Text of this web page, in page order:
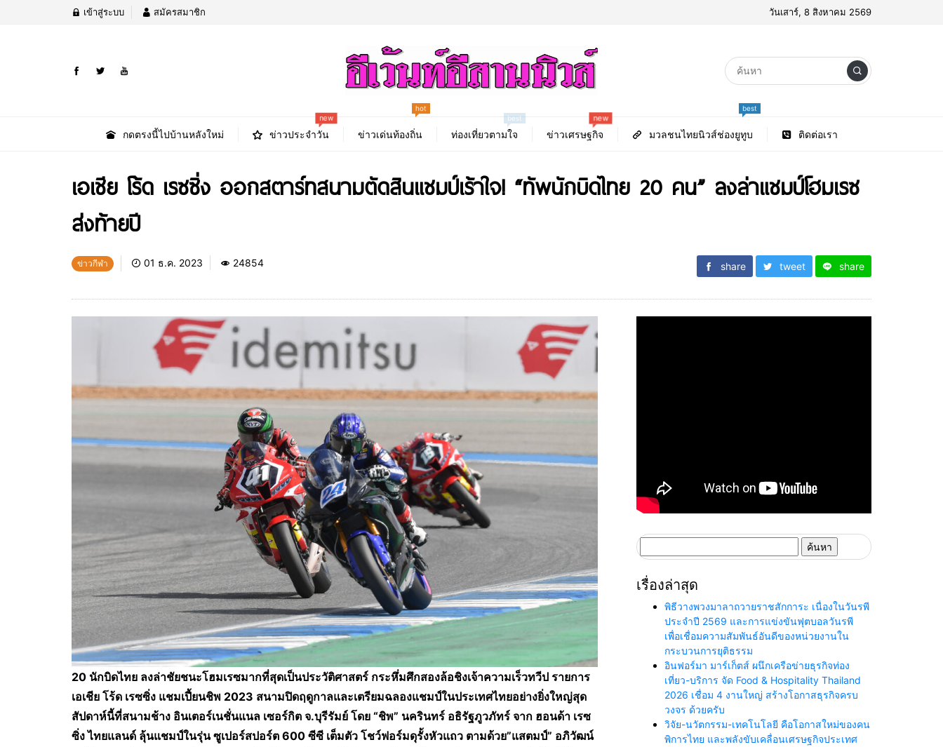
เข้าสู่ระบบ สมัครสมาชิก วันเสาร์, 8 สิงหาคม 2569
กดตรงนี้ไปบ้านหลังใหม่ ข่าวประจำวัน
new
ข่าวเด่นท้องถิ่น
hot
ท่องเที่ยวตามใจ
best
ข่าวเศรษฐกิจ
new
มวลชนไทยนิวส์ช่องยูทูบ
best
ติดต่อเรา
เอเชีย โร้ด เรซซิ่ง ออกสตาร์ทสนามตัดสินแชมป์เร้าใจ! “ทัพนักบิดไทย 20 คน” ลงล่าแชมป์โฮมเรซ
ส่งท้ายปี
ข่าวกีฬา 01 ธ.ค. 2023 24854 share tweet share
20 นักบิดไทย ลงล่าชัยชนะโฮมเรซมากที่สุดเป็นประวัติศาสตร์ กระหึ่มศึกสองล้อชิงเจ้าความเร็วทวีป รายการ
เอเชีย โร้ด เรซซิ่ง แชมเปี้ยนชิพ 2023 สนามปิดฤดูกาลและเตรียมฉลองแชมป์ในประเทศไทยอย่างยิ่งใหญ่สุด
สัปดาห์นี้ที่สนามช้าง อินเตอร์เนชั่นแนล เซอร์กิต จ.บุรีรัมย์ โดย “ชิพ” นครินทร์ อธิรัฐภูวภัทร์ จาก ฮอนด้า เรซ
ซิ่ง ไทยแลนด์ ลุ้นแชมป์ในรุ่น ซูเปอร์สปอร์ต 600 ซีซี เต็มตัว โชว์ฟอร์มดุรั้งหัวแถว ตามด้วย”แสตมป์” อภิวัฒน์
สำหรับ:
เรื่องล่าสุด
พิธีวางพวงมาลาถวายราชสักการะ เนื่องในวันรพี
ประจำปี 2569 และการแข่งขันฟุตบอลวันรพี
เพื่อเชื่อมความสัมพันธ์อันดีของหน่วยงานใน
กระบวนการยุติธรรม
อินฟอร์มา มาร์เก็ตส์ ผนึกเครือข่ายธุรกิจท่อง
เที่ยว-บริการ จัด Food & Hospitality Thailand
2026 เชื่อม 4 งานใหญ่ สร้างโอกาสธุรกิจครบ
วงจร ด้วยครับ
วิจัย-นวัตกรรม-เทคโนโลยี คือโอกาสใหม่ของคน
พิการไทย และพลังขับเคลื่อนเศรษฐกิจประเทศ